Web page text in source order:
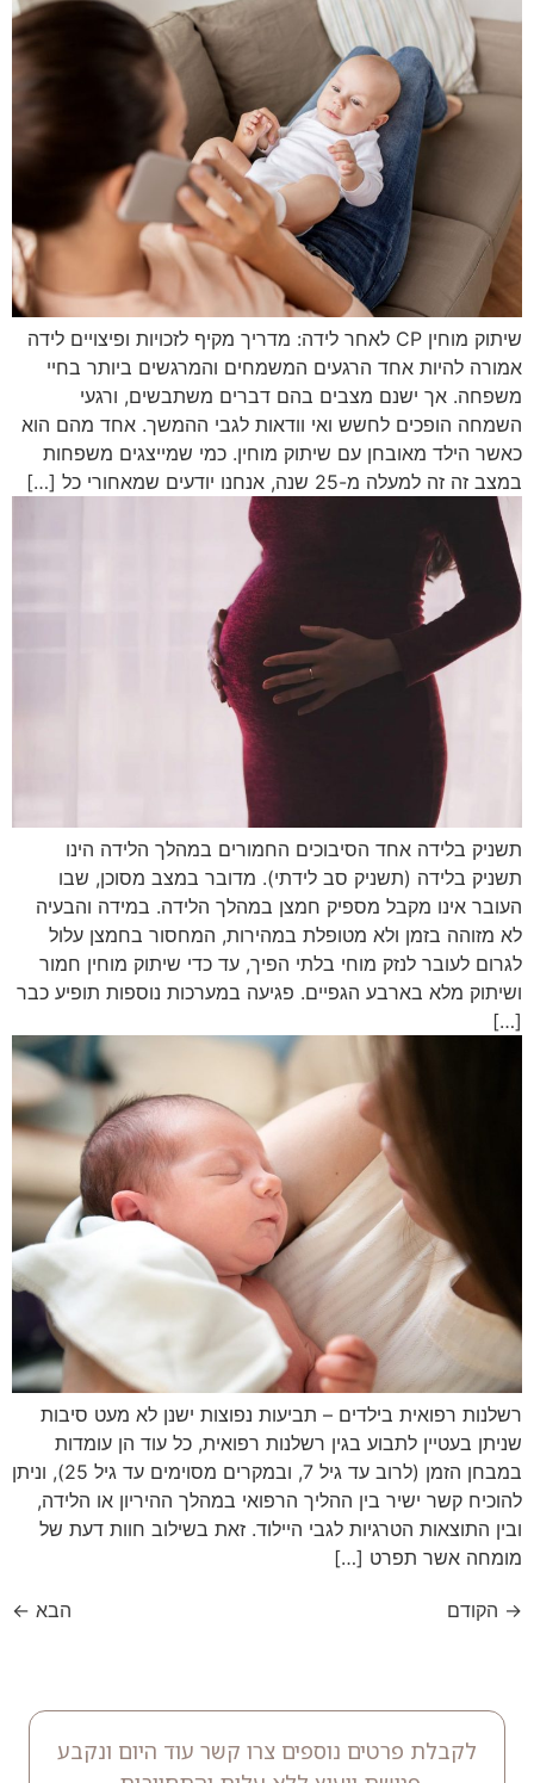
שיתוק מוחין CP לאחר לידה: מדריך מקיף לזכויות ופיצויים לידה
אמורה להיות אחד הרגעים המשמחים והמרגשים ביותר בחיי
משפחה. אך ישנם מצבים בהם דברים משתבשים, ורגעי
השמחה הופכים לחשש ואי וודאות לגבי ההמשך. אחד מהם הוא
כאשר הילד מאובחן עם שיתוק מוחין. כמי שמייצגים משפחות
במצב זה זה למעלה מ-25 שנה, אנחנו יודעים שמאחורי כל […]
תשניק בלידה אחד הסיבוכים החמורים במהלך הלידה הינו
תשניק בלידה (תשניק סב לידתי). מדובר במצב מסוכן, שבו
העובר אינו מקבל מספיק חמצן במהלך הלידה. במידה והבעיה
לא מזוהה בזמן ולא מטופלת במהירות, המחסור בחמצן עלול
לגרום לעובר לנזק מוחי בלתי הפיך, עד כדי שיתוק מוחין חמור
ושיתוק מלא בארבע הגפיים. פגיעה במערכות נוספות תופיע כבר
[…]
רשלנות רפואית בילדים – תביעות נפוצות ישנן לא מעט סיבות
שניתן בעטיין לתבוע בגין רשלנות רפואית, כל עוד הן עומדות
במבחן הזמן (לרוב עד גיל 7, ובמקרים מסוימים עד גיל 25), וניתן
להוכיח קשר ישיר בין ההליך הרפואי במהלך ההיריון או הלידה,
ובין התוצאות הטרגיות לגבי היילוד. זאת בשילוב חוות דעת של
מומחה אשר תפרט […]
→ הקודם הבא ←
לקבלת פרטים נוספים צרו קשר עוד היום ונקבע